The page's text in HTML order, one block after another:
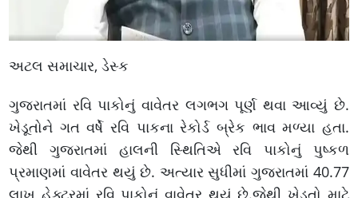
અટલ સમાચાર, ડેસ્ક
ગુજરાતમાં રવિ પાકોનું વાવેતર લગભગ પૂર્ણ થવા આવ્યું છે.
ખેડૂતોને ગત વર્ષે રવિ પાકના રેકોર્ડ બ્રેક ભાવ મળ્યા હતા.
જેથી ગુજરાતમાં હાલની સ્થિતિએ રવિ પાકોનું પુષ્કળ
પ્રમાણમાં વાવેતર થયું છે. અત્યાર સુધીમાં ગુજરાતમાં 40.77
લાખ હેક્ટરમાં રવિ પાકોનું વાવેતર થયું છે.જેથી ખેડૂતો માટે